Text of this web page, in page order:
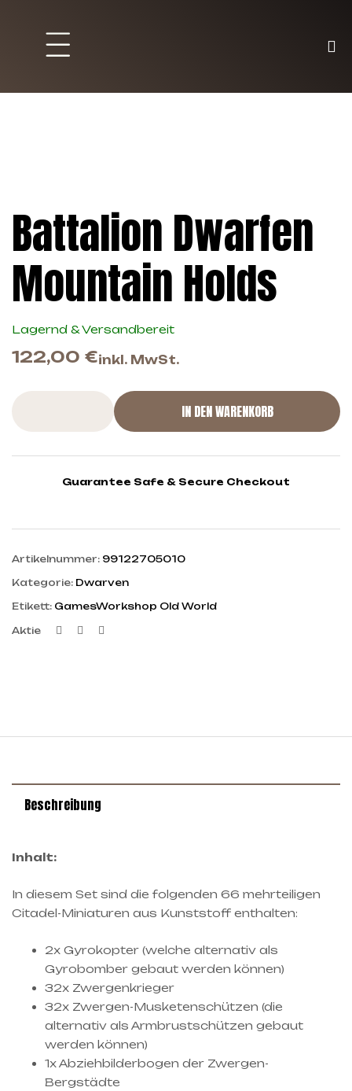
Battalion Dwarfen
Mountain Holds
Lagernd & Versandbereit
122,00 €inkl. MwSt.
IN DEN WARENKORB
Guarantee Safe & Secure Checkout
Artikelnummer: 99122705010
Kategorie: Dwarven
Etikett: GamesWorkshop Old World
Aktie Facebook
Twitter
Beschreibung
Inhalt:
In diesem Set sind die folgenden 66 mehrteiligen
Citadel-Miniaturen aus Kunststoff enthalten:
2x Gyrokopter (welche alternativ als
Gyrobomber gebaut werden können)
32x Zwergenkrieger
32x Zwergen-Musketenschützen (die
alternativ als Armbrustschützen gebaut
werden können)
1x Abziehbilderbogen der Zwergen-
Bergstädte